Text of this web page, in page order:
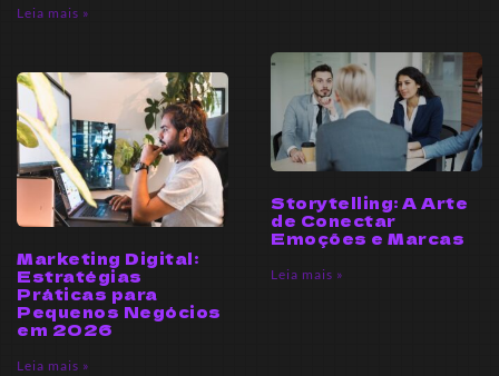
Leia mais »
Marketing Digital:
Estratégias
Práticas para
Pequenos Negócios
em 2026
Leia mais »
Storytelling: A Arte
de Conectar
Emoções e Marcas
Leia mais »